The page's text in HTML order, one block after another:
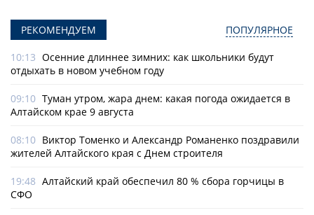
РЕКОМЕНДУЕМ ПОПУЛЯРНОЕ
10:13 Осенние длиннее зимних: как школьники будут
отдыхать в новом учебном году
09:10 Туман утром, жара днем: какая погода ожидается в
Алтайском крае 9 августа
08:10 Виктор Томенко и Александр Романенко поздравили
жителей Алтайского края с Днем строителя
19:48 Алтайский край обеспечил 80 % сбора горчицы в
СФО